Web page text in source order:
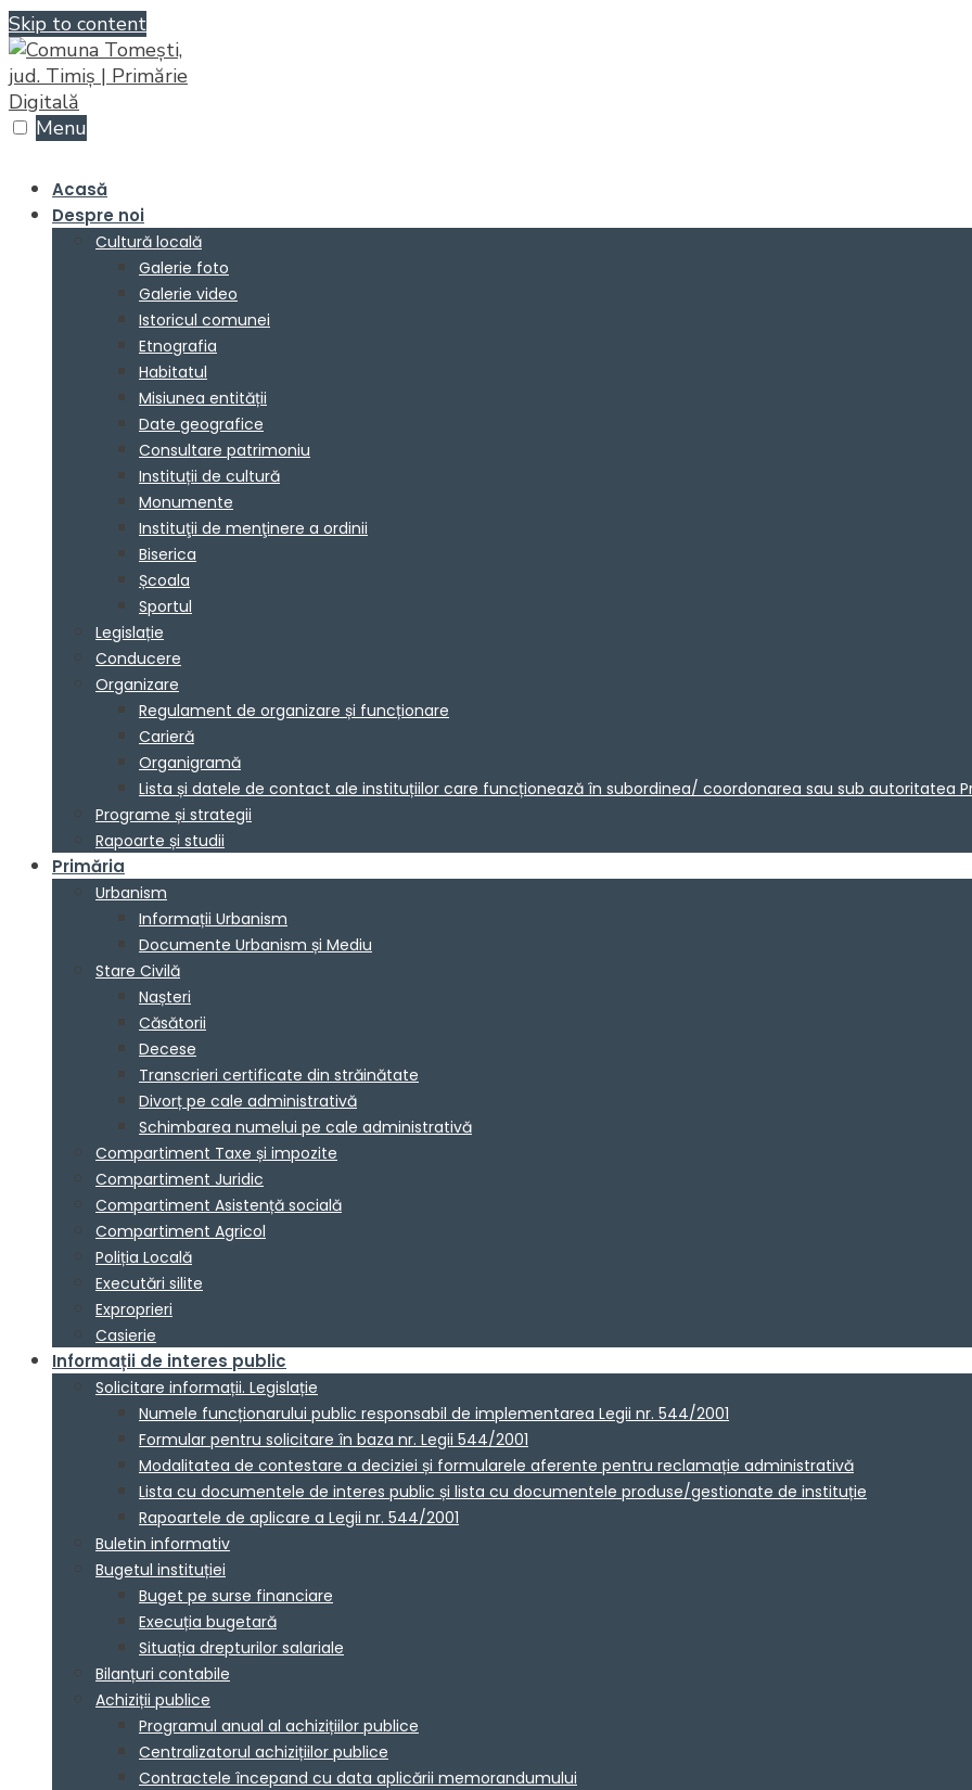
Skip to content
Menu
Acasă
Despre noi
Cultură locală
Galerie foto
Galerie video
Istoricul comunei
Etnografia
Habitatul
Misiunea entității
Date geografice
Consultare patrimoniu
Instituții de cultură
Monumente
Instituţii de menţinere a ordinii
Biserica
Școala
Sportul
Legislație
Conducere
Organizare
Regulament de organizare și funcționare
Carieră
Organigramă
Lista și datele de contact ale instituțiilor care funcționează în subordinea/ coordonarea sau sub autoritatea
Programe și strategii
Rapoarte și studii
Primăria
Urbanism
Informații Urbanism
Documente Urbanism și Mediu
Stare Civilă
Nașteri
Căsătorii
Decese
Transcrieri certificate din străinătate
Divorț pe cale administrativă
Schimbarea numelui pe cale administrativă
Compartiment Taxe și impozite
Compartiment Juridic
Compartiment Asistență socială
Compartiment Agricol
Poliția Locală
Executări silite
Exproprieri
Casierie
Informații de interes public
Solicitare informații. Legislație
Numele funcționarului public responsabil de implementarea Legii nr. 544/2001
Formular pentru solicitare în baza nr. Legii 544/2001
Modalitatea de contestare a deciziei și formularele aferente pentru reclamație administrativă
Lista cu documentele de interes public și lista cu documentele produse/gestionate de instituție
Rapoartele de aplicare a Legii nr. 544/2001
Buletin informativ
Bugetul instituției
Buget pe surse financiare
Execuția bugetară
Situația drepturilor salariale
Bilanțuri contabile
Achiziții publice
Programul anual al achizițiilor publice
Centralizatorul achizițiilor publice
Contractele începand cu data aplicării memorandumului